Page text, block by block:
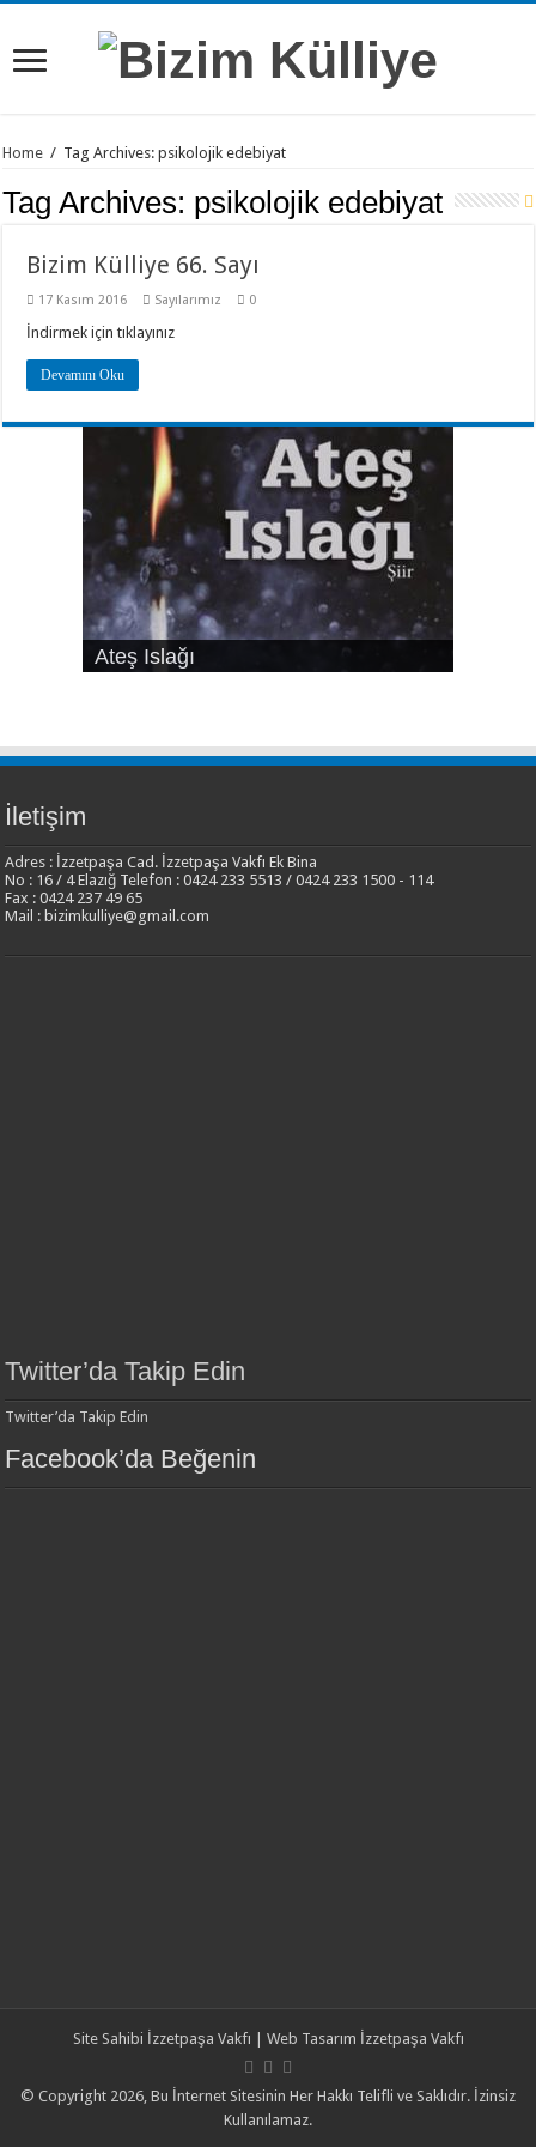
Home / Tag Archives: psikolojik edebiyat
Tag Archives: psikolojik edebiyat
Bizim Külliye 66. Sayı
17 Kasım 2016 Sayılarımız 0
İndirmek için tıklayınız
Devamını Oku
Ateş Islağı
Ses ve Yaz
Şehrin Eylül Tarafı
Sılası Türkçe
Yalnızlık Risalesi
İletişim
Adres : İzzetpaşa Cad. İzzetpaşa Vakfı Ek Bina
No : 16 / 4 Elazığ Telefon : 0424 233 5513 / 0424 233 1500 - 114
Fax : 0424 237 49 65
Mail : bizimkulliye@gmail.com
Twitter’da Takip Edin
Twitter’da Takip Edin
Facebook’da Beğenin
Site Sahibi İzzetpaşa Vakfı | Web Tasarım İzzetpaşa Vakfı
© Copyright 2026, Bu İnternet Sitesinin Her Hakkı Telifli ve Saklıdır. İzinsiz
Kullanılamaz.